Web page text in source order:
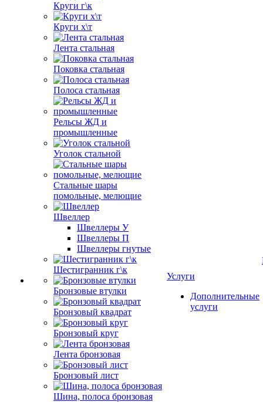
Круги г\к
Круги х\т
Лента стальная
Поковка стальная
Полоса стальная
Рельсы ЖД и
промышленные
Уголок стальной
Стальные шары
помольные, мелющие
Швеллер
Швеллеры У
Швеллеры П
Швеллеры гнутые
Шестигранник г\к
Бронзовые втулки
Бронзовый квадрат
Бронзовый круг
Лента бронзовая
Бронзовый лист
Шина, полоса бронзовая
Услуги
Дополнительные
услуги